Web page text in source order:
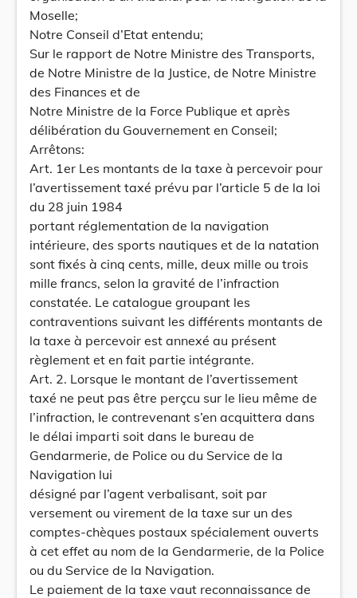
Moselle;
Notre Conseil d’Etat entendu;
Sur le rapport de Notre Ministre des Transports,
de Notre Ministre de la Justice, de Notre Ministre
des Finances et de
Notre Ministre de la Force Publique et après
délibération du Gouvernement en Conseil;
Arrêtons:
Art. 1er Les montants de la taxe à percevoir pour
l’avertissement taxé prévu par l’article 5 de la loi
du 28 juin 1984
portant réglementation de la navigation
intérieure, des sports nautiques et de la natation
sont fixés à cinq cents, mille, deux mille ou trois
mille francs, selon la gravité de l’infraction
constatée. Le catalogue groupant les
contraventions suivant les différents montants de
la taxe à percevoir est annexé au présent
règlement et en fait partie intégrante.
Art. 2. Lorsque le montant de l’avertissement
taxé ne peut pas être perçcu sur le lieu même de
l’infraction, le contrevenant s’en acquittera dans
le délai imparti soit dans le bureau de
Gendarmerie, de Police ou du Service de la
Navigation lui
désigné par l’agent verbalisant, soit par
versement ou virement de la taxe sur un des
comptes-chèques postaux spécialement ouverts
à cet effet au nom de la Gendarmerie, de la Police
ou du Service de la Navigation.
Le paiement de la taxe vaut reconnaissance de